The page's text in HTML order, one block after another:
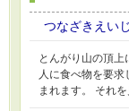
つなざきえいじ
とんがり山の頂
人に食べ物を要
まれます。 それ